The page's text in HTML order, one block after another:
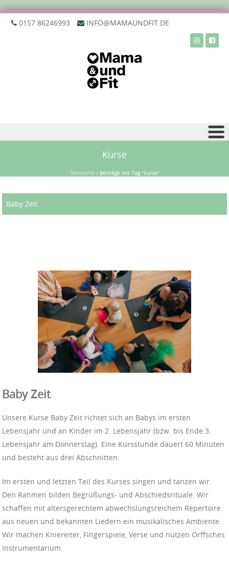
‭0157 86246993‬ INFO@MAMAUNDFIT.DE
Kurse
Startseite / Beiträge mit Tag "Kurse"
Baby Zeit
Baby Zeit
Unsere Kurse Baby Zeit richtet sich an Babys im ersten
Lebensjahr und an Kinder im 2. Lebensjahr (bzw. bis Ende 3.
Lebensjahr am Donnerstag). Eine Kursstunde dauert 60 Minuten
und besteht aus drei Abschnitten:
Im ersten und letzten Teil des Kurses singen und tanzen wir.
Den Rahmen bilden Begrüßungs- und Abschiedsrituale. Wir
schaffen mit altersgerechtem abwechslungsreichem Repertoire
aus neuen und bekannten Liedern ein musikalisches Ambiente.
Wir machen Kniereiter, Fingerspiele, Verse und nutzen Orffsches
Instrumentarium.